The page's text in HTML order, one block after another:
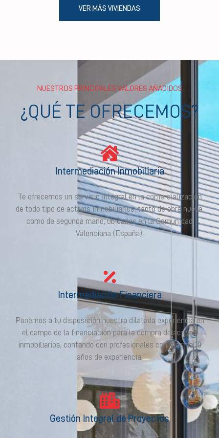
VER MÁS VIVIENDAS
NUESTROS PRINCIPALES VALORES AÑADIDOS
¿QUÉ TE OFRECEMOS?
Intermediación Inmobiliaria
Te ofrecemos un servicio integral en la comercialización
de todo tipo de activos inmobiliarios, tanto de obra nueva,
como de segunda mano, ubicados en la Comunidad
Valenciana (España).
Intermediación Financiera
Ponemos a tu disposición nuestra dilatada experiencia en
el campo de la financiación para la compra de activos
inmobiliarios, contando con profesionales con más de 10
años de experiencia.
Gestión Integral de Proyectos